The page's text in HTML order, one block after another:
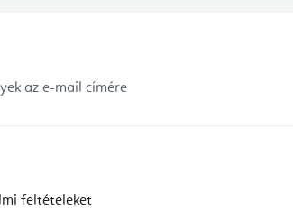
az e-mail címére
feltételeket